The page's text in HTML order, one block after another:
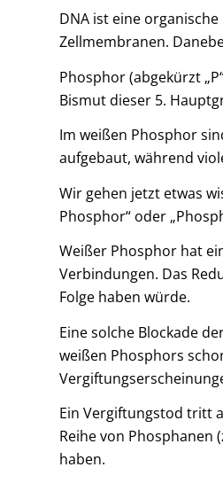
DNA ist eine
Zellmembranen.
Phosphor (abgekürzt
Bismut dieser 5.
Im weißen Phosphor
aufgebaut, während
Wir gehen jetzt etwas
Phosphor“ oder
Weißer Phosphor hat
Verbindungen. Das
Folge haben würde.
Eine solche Blockade
weißen Phosphors
Ein Vergiftungstod tritt
Reihe von Phosphanen
haben.